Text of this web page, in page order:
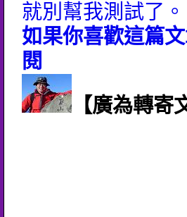
就別幫我測試了。
如果你喜歡這篇
閱
【廣為轉寄